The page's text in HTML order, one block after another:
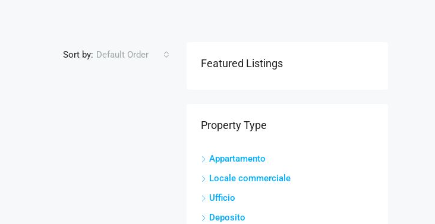
Sort by: Default Order
Featured Listings
Property Type
Appartamento
Locale commerciale
Ufficio
Deposito